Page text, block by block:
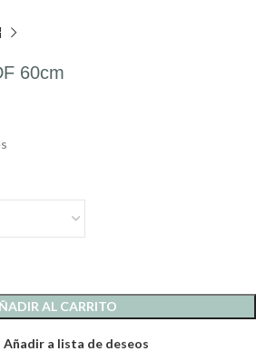
60cm
AL CARRITO
Añadir a lista de deseos